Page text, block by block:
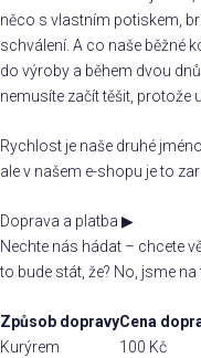
něco s vlastním potiskem,
schválení. A co naše běžné
do výroby a během dvou
nemusíte začít těšit, protože
Rychlost je naše druhé
ale v našem e-shopu je to
Doprava a platba ▶
Nechte nás hádat – chcete
to bude stát, že? No, jsme
Způsob dopravyCena
Kurýrem
100 Kč